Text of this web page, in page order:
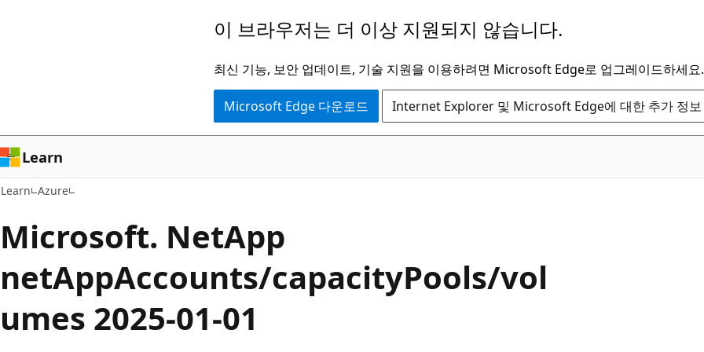
로
건
너
뛰
이 브라우저는 더 이상 지원되지 않습니다.
최신 기능, 보안 업데이트, 기술 지원을 이용하려면 Microsoft Edge로 업그레이드하세요.
Microsoft Edge 다운로드 Internet Explorer 및 Microsoft Edge에 대한 추가 정보
Learn
Learn Azure
Microsoft. NetApp
netAppAccounts/capacityPools/vol
umes 2025-01-01